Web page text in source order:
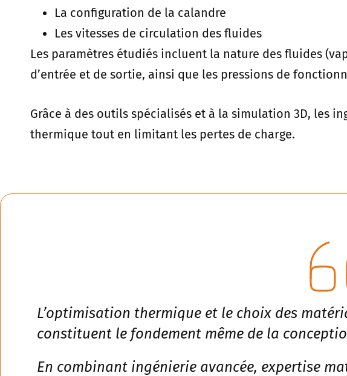
La configuration de la calandre
Les vitesses de circulation des fluides
Les paramètres étudiés incluent la nature des fluides
d’entrée et de sortie, ainsi que les pressions de
Grâce à des outils spécialisés et à la simulation 3D, les
thermique tout en limitant les pertes de charge.
L’optimisation thermique et le choix des
constituent le fondement même de la
En combinant ingénierie avancée, expertise